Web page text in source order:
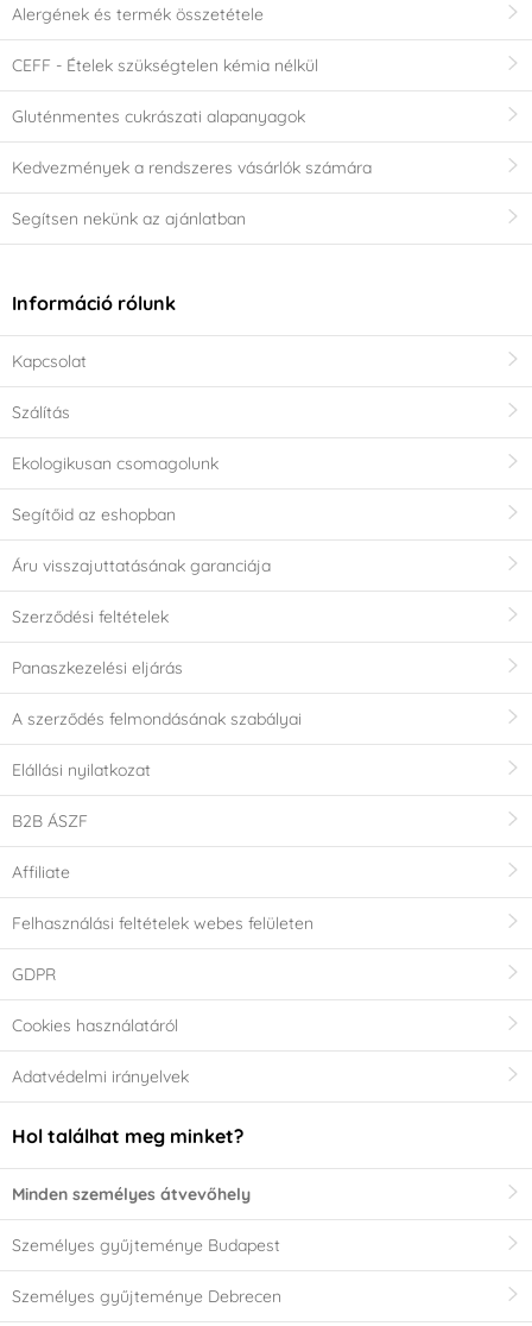
Alergének és termék összetétele
CEFF - Ételek szükségtelen kémia nélkül
Gluténmentes cukrászati alapanyagok
Kedvezmények a rendszeres vásárlók számára
Segítsen nekünk az ajánlatban
Információ rólunk
Kapcsolat
Szálítás
Ekologikusan csomagolunk
Segítőid az eshopban
Áru visszajuttatásának garanciája
Szerződési feltételek
Panaszkezelési eljárás
A szerződés felmondásának szabályai
Elállási nyilatkozat
B2B ÁSZF
Affiliate
Felhasználási feltételek webes felületen
GDPR
Cookies használatáról
Adatvédelmi irányelvek
Hol találhat meg minket?
Minden személyes átvevőhely
Személyes gyűjteménye Budapest
Személyes gyűjteménye Debrecen